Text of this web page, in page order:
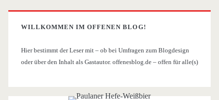
WILLKOMMEN IM OFFENEN BLOG!
Hier bestimmt der Leser mit – ob bei Umfragen zum Blogdesign
oder über den Inhalt als Gastautor. offenesblog.de – offen für alle(s)